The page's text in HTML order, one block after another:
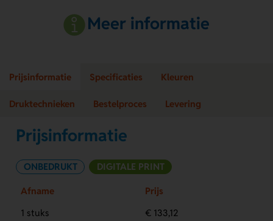
Meer informatie
Prijsinformatie Specificaties Kleuren
Druktechnieken Bestelproces Levering
Prijsinformatie
ONBEDRUKT DIGITALE PRINT
Afname
Prijs
1 stuks
€ 133,12